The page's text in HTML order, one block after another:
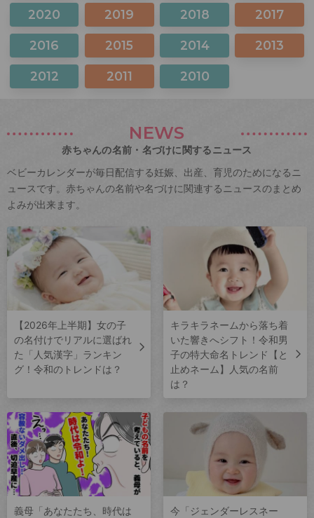
2020 2019 2018 2017
2016 2015 2014 2013
2012 2011 2010
NEWS
赤ちゃんの名前・名づけに関するニュース
ベビーカレンダーが毎日配信する妊娠、出産、育児のためになるニ
ュースです。赤ちゃんの名前や名づけに関連するニュースのまとめ
よみが出来ます。
【2026年上半期】女の子
の名付けでリアルに選ばれ
た「人気漢字」ランキン
グ！令和のトレンドは？
キラキラネームから落ち着
いた響きへシフト！令和男
子の特大命名トレンド【と
止めネーム】人気の名前
は？
義母「あなたたち、時代は
今「ジェンダーレスネー